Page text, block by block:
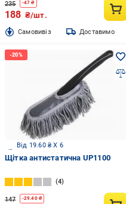
235 -47 ₴
188 ₴/шт.
Cамовивіз Доставимо
Від 19.60 ₴ X 6
Щітка антистатична UP1100
4
147 -29.40₴